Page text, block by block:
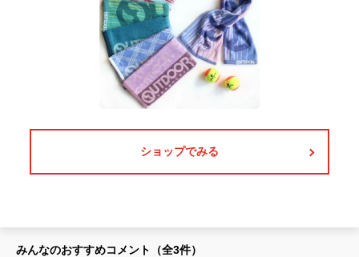
ショップでみる
みんなのおすすめコメント（全3件）